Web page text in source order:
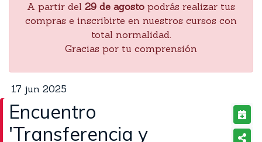
A partir del 29 de agosto podrás realizar tus
compras e inscribirte en nuestros cursos con
total normalidad.
Gracias por tu comprensión
17 jun 2025
Encuentro
'Transferencia y